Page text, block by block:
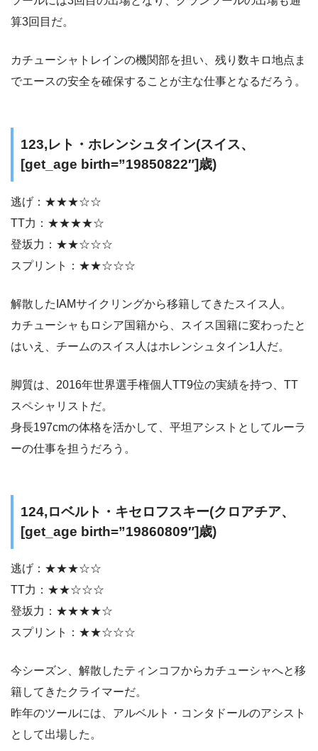
算3回目だ。
カチューシャトレインの機関部を担い、残り数キロ地点ま
でエースの安全を確保することが主な仕事となるだろう。
123,レト・ホレンシュタイン(スイス、
[get_age birth=”19850822″]歳)
逃げ：★★★☆☆
TT力：★★★★☆
登坂力：★★☆☆☆
スプリント：★★☆☆☆
解散したIAMサイクリングから移籍してきたスイス人。
カチューシャもロシア国籍から、スイス国籍に変わったと
はいえ、チームのスイス人はホレンシュタイン1人だ。
脚質は、2016年世界選手権個人TT9位の実績を持つ、TT
スペシャリストだ。
身長197cmの体格を活かして、平坦アシストとしてルーラ
ーの仕事を担うだろう。
124,ロベルト・キセロフスキー(クロアチア、
[get_age birth=”19860809″]歳)
逃げ：★★★☆☆
TT力：★★☆☆☆
登坂力：★★★★☆
スプリント：★★☆☆☆
今シーズン、解散したティンコフからカチューシャへと移
籍してきたクライマーだ。
昨年のツールには、アルベルト・コンタドールのアシスト
として出場した。